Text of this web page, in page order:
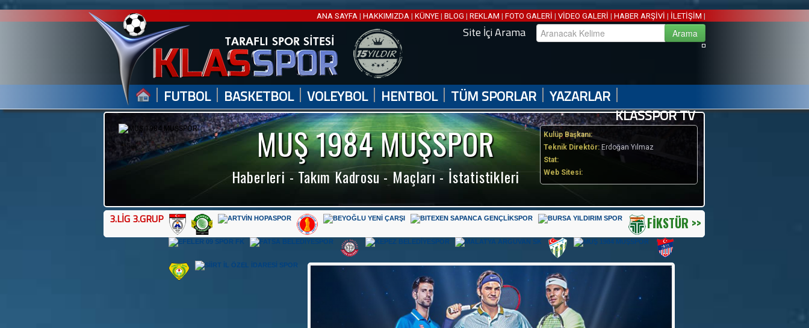
ANA SAYFA | HAKKIMIZDA | KÜNYE | BLOG | REKLAM | FOTO GALERİ | VİDEO GALERİ | HABER ARŞİVİ | İLETİŞİM |
Site İçi Arama
| FUTBOL | BASKETBOL | VOLEYBOL | HENTBOL | TÜM SPORLAR | YAZARLAR |
KLASSPOR TV
MUŞ 1984 MUŞSPOR
Haberleri - Takım Kadrosu - Maçları - İstatistikleri
Kulüp Başkanı:
Teknik Direktör: Erdoğan Yılmaz
Stat:
Web Sitesi:
3.LİG 3.GRUP FİKSTÜR >>